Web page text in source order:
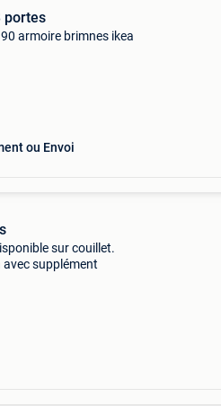
portes
armoire brimnes ikea
ou Envoi
sur couillet.
supplément